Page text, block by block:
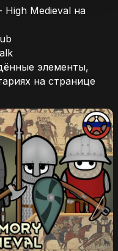
Medieval на
элементы,
на странице